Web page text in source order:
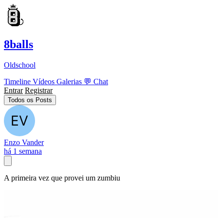
8balls
Oldschool
Timeline Vídeos Galerias 💬 Chat
Entrar Registrar
Todos os Posts
Enzo Vander
há 1 semana
A primeira vez que provei um zumbiu